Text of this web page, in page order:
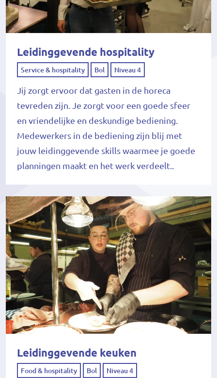
Leidinggevende hospitality
Service & hospitality Bol Niveau 4
Jij zorgt ervoor dat gasten in de horeca
tevreden zijn. Je zorgt voor een goede sfeer
en vriendelijke en deskundige bediening.
Medewerkers in de bediening zijn blij met
jouw leidinggevende skills waarmee je goede
planningen maakt en het werk verdeelt..
Leidinggevende keuken
Food & hospitality Bol Niveau 4